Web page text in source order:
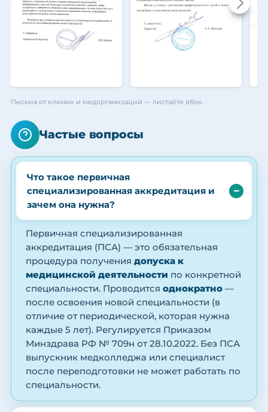
Письма от клиник и медорганизаций — листайте вбок.
Частые вопросы
Что такое первичная
специализированная аккредитация и
зачем она нужна?
Первичная специализированная
аккредитация (ПСА) — это обязательная
процедура получения допуска к
медицинской деятельности по конкретной
специальности. Проводится однократно —
после освоения новой специальности (в
отличие от периодической, которая нужна
каждые 5 лет). Регулируется Приказом
Минздрава РФ № 709н от 28.10.2022. Без ПСА
выпускник медколледжа или специалист
после переподготовки не может работать по
специальности.